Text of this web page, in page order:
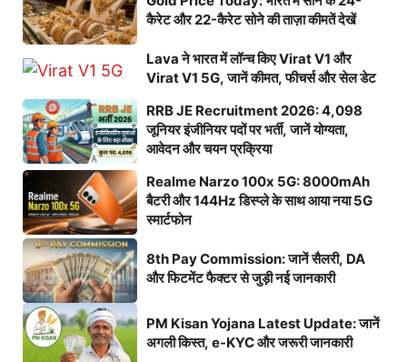
कैरेट और 22-कैरेट सोने की ताज़ा कीमतें देखें
Lava ने भारत में लॉन्च किए Virat V1 और
Virat V1 5G, जानें कीमत, फीचर्स और सेल डेट
RRB JE Recruitment 2026: 4,098
जूनियर इंजीनियर पदों पर भर्ती, जानें योग्यता,
आवेदन और चयन प्रक्रिया
Realme Narzo 100x 5G: 8000mAh
बैटरी और 144Hz डिस्प्ले के साथ आया नया 5G
स्मार्टफोन
8th Pay Commission: जानें सैलरी, DA
और फिटमेंट फैक्टर से जुड़ी नई जानकारी
PM Kisan Yojana Latest Update: जानें
अगली किस्त, e-KYC और जरूरी जानकारी